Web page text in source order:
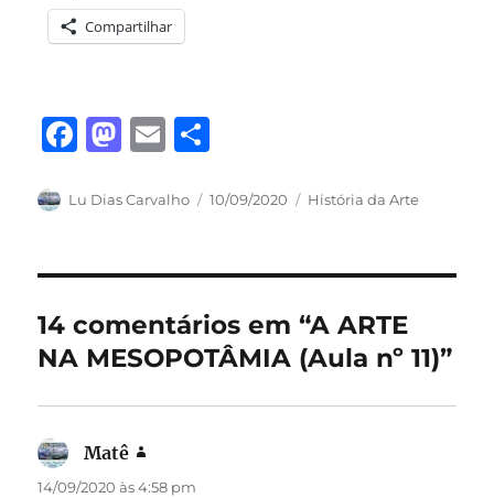
Compartilhar
F
c
b
o
o
k
M
st
d
o
n
E
ai a
Autor
Lu Dias Carvalho
Publicado
10/09/2020 Categorias
História da Arte
14 comentários em “A ARTE
NA MESOPOTÂMIA (Aula nº 11)”
Matê
14/09/2020 às 4:58 pm